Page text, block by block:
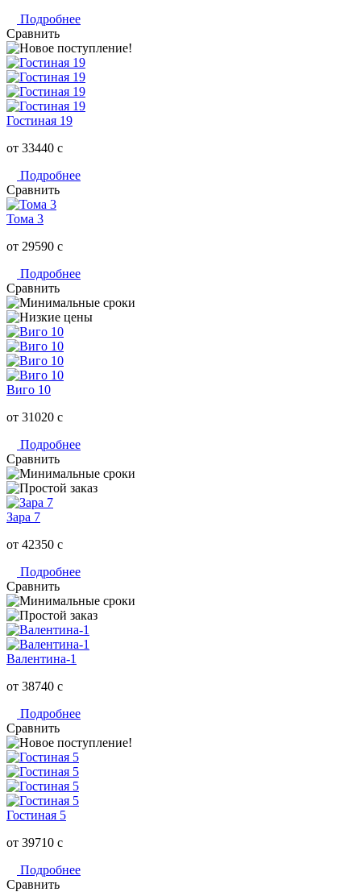
Подробнее
Сравнить
Гостиная 19
от 33440 c
Подробнее
Сравнить
Тома 3
от 29590 c
Подробнее
Сравнить
Виго 10
от 31020 c
Подробнее
Сравнить
Зара 7
от 42350 c
Подробнее
Сравнить
Валентина-1
от 38740 c
Подробнее
Сравнить
Гостиная 5
от 39710 c
Подробнее
Сравнить